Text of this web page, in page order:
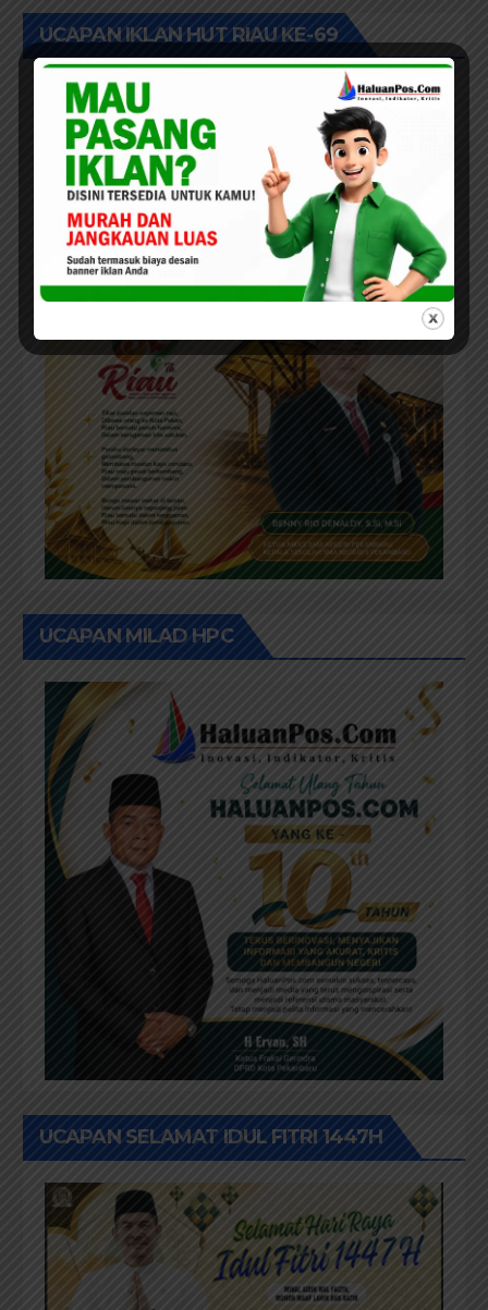
Diprioritaskan
UCAPAN IKLAN HUT RIAU KE-69
UCAPAN MILAD HPC
UCAPAN SELAMAT IDUL FITRI 1447H